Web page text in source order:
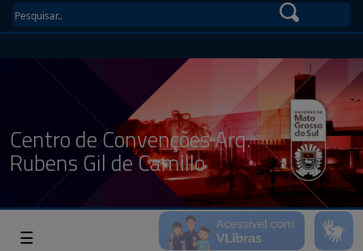
Centro de Convenções Arq.
Rubens Gil de Camillo
☰